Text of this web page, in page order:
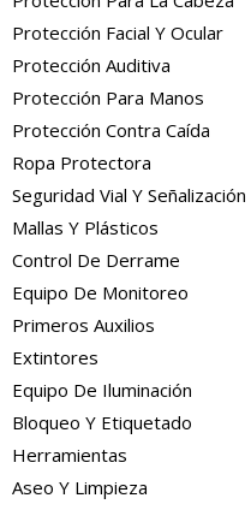
Protección Facial Y Ocular
Protección Auditiva
Protección Para Manos
Protección Contra Caída
Ropa Protectora
Seguridad Vial Y Señalización
Mallas Y Plásticos
Control De Derrame
Equipo De Monitoreo
Primeros Auxilios
Extintores
Equipo De Iluminación
Bloqueo Y Etiquetado
Herramientas
Aseo Y Limpieza